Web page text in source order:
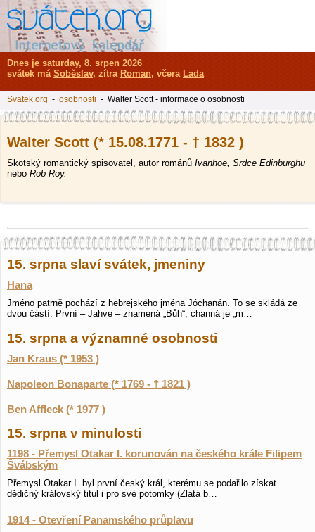
Walter Scott (* 15.08.1771 - † 1832 )
Skotský romantický spisovatel, autor románů Ivanhoe, Srdce Edinburghu
nebo Rob Roy.
15. srpna slaví svátek, jmeniny
Hana
Jméno patrně pochází z hebrejského jména Jóchanán. To se skládá ze
dvou částí: První – Jahve – znamená „Bůh“, channá je „m…
15. srpna a významné osobnosti
Jan Kraus (* 1953 )
Napoleon Bonaparte (* 1769 - † 1821 )
Ben Affleck (* 1977 )
15. srpna v minulosti
1198 - Přemysl Otakar I. korunován na českého krále Filipem
Švábským
Přemysl Otakar I. byl první český král, kterému se podařilo získat
dědičný královský titul i pro své potomky (Zlatá b…
1914 - Otevření Panamského průplavu
Dnes je saturday, 8. srpen 2026
svátek má Soběslav, zítra Roman, včera Lada
Svatek.org - osobnosti - Walter Scott - informace o osobnosti